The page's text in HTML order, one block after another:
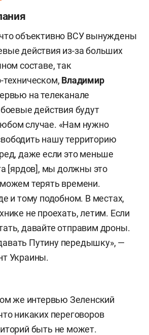
объективно ВСУ вынуждены
действия из-за больших
составе, так
техническом, Владимир
на телеканале
действия будут
случае. «Нам нужно
нашу территорию
даже если это меньше
[ярдов], мы должны это
терять времени.
и тому подобном. В местах,
не проехать, летим. Если
давайте отправим дроны.
Путину передышку», —
Украины.
же интервью Зеленский
никаких переговоров
быть не может.